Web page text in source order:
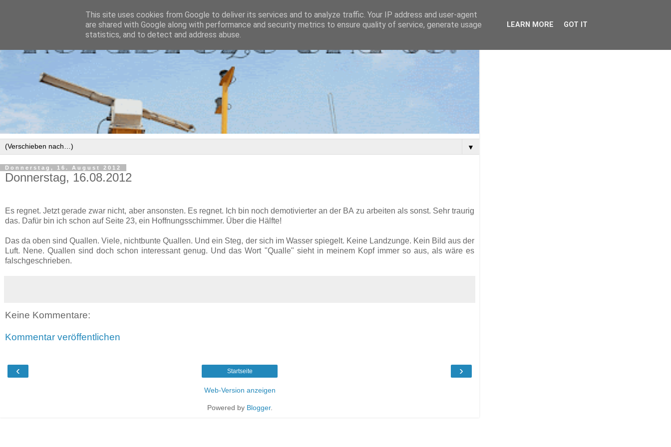
▼
Donnerstag, 16. August 2012
Donnerstag, 16.08.2012
Es regnet. Jetzt gerade zwar nicht, aber ansonsten. Es regnet. Ich bin noch demotivierter an der BA zu arbeiten als sonst. Sehr traurig
das. Dafür bin ich schon auf Seite 23, ein Hoffnungsschimmer. Über die Hälfte!
Das da oben sind Quallen. Viele, nichtbunte Quallen. Und ein Steg, der sich im Wasser spiegelt. Keine Landzunge. Kein Bild aus der
Luft. Nene. Quallen sind doch schon interessant genug. Und das Wort "Qualle" sieht in meinem Kopf immer so aus, als wäre es
falschgeschrieben.
Keine Kommentare:
Kommentar veröffentlichen
‹ ›
Startseite
Web-Version anzeigen
Powered by Blogger.
This site uses cookies from Google to deliver its services and to analyze traffic. Your IP address and user-agent
are shared with Google along with performance and security metrics to ensure quality of service, generate usage
statistics, and to detect and address abuse.
LEARN MORE GOT IT